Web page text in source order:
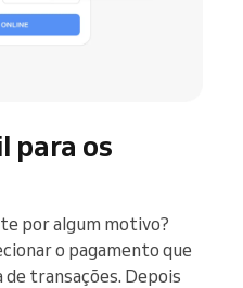
para os
por algum motivo?
o pagamento que
transações. Depois